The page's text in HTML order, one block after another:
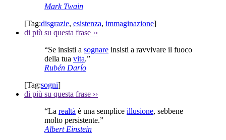
Mark Twain
[Tag:disgrazie, esistenza, immaginazione]
di più su questa frase ››
“Se insisti a sognare insisti a ravvivare il fuoco
della tua vita.”
Rubén Darío
[Tag:sogni]
di più su questa frase ››
“La realtà è una semplice illusione, sebbene
molto persistente.”
Albert Einstein